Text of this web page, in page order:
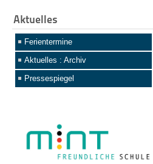
Aktuelles
Ferientermine
Aktuelles : Archiv
Pressespiegel